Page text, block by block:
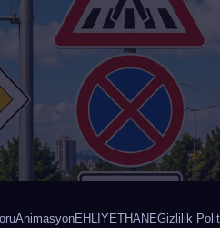
AnimasyonEHLİYETHANEGizlilik